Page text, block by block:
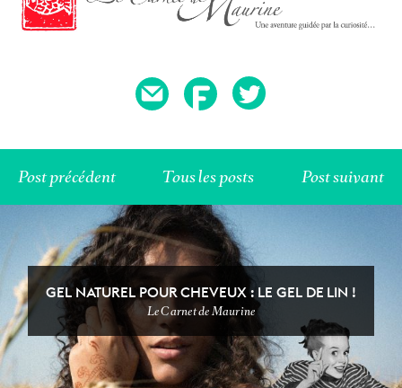
FOOOOOOD
Post précédent Tous les posts Post suivant
GEL NATUREL POUR CHEVEUX : LE GEL DE LIN !
Le Carnet de Maurine